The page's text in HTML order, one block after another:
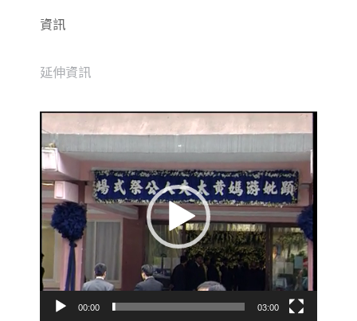
資訊
延伸資訊
視
訊
播
放
器
00:00 03:00